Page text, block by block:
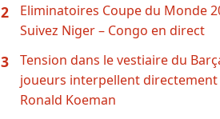
2
Eliminatoires Coupe du Monde
Suivez Niger – Congo en direct
3
Tension dans le vestiaire du
joueurs interpellent directement
Ronald Koeman